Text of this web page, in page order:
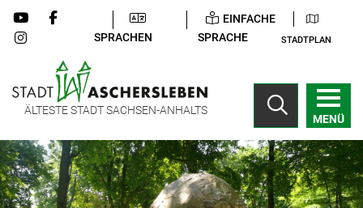
SPRACHEN
EINFACHE
SPRACHE
STADTPLAN
ÄLTESTE STADT SACHSEN-ANHALTS
MENÜ